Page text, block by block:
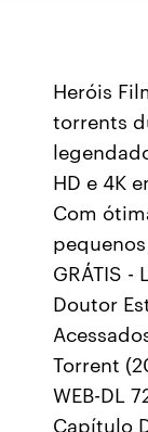
Heróis
torrents
HD e 4K
Com
GRÁTIS -
Doutor
Torrent
WEB-DL
Capítulo